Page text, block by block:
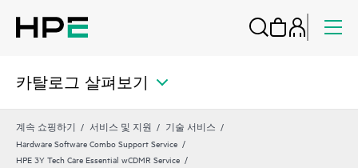
카탈로그 살펴보기
계속 쇼핑하기 서비스 및 지원
기술 서비스
Hardware Software Combo Support Service
HPE 3Y Tech Care Essential wCDMR Service